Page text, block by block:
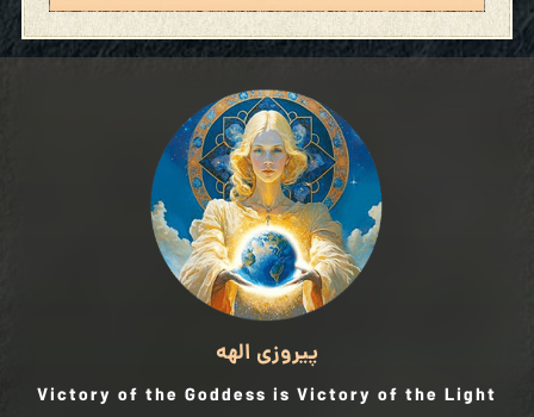
پیروزی الهه
Victory of the Goddess is Victory of the Light